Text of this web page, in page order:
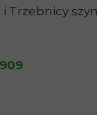
i Trzebnicy